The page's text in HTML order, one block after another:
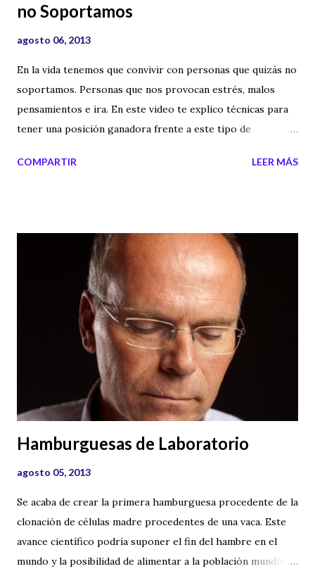
no Soportamos
agosto 06, 2013
En la vida tenemos que convivir con personas que quizás no
soportamos. Personas que nos provocan estrés, malos
pensamientos e ira. En este video te explico técnicas para
tener una posición ganadora frente a este tipo de
trabajo e incluso en tu propia casa.
COMPARTIR LEER MÁS
Hamburguesas de Laboratorio
agosto 05, 2013
Se acaba de crear la primera hamburguesa procedente de la
clonación de células madre procedentes de una vaca. Este
avance científico podría suponer el fin del hambre en el
mundo y la posibilidad de alimentar a la población mundial